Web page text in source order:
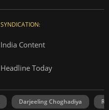
SYNDICATION:
India Content
Headline Today
Darjeeling Choghadiya